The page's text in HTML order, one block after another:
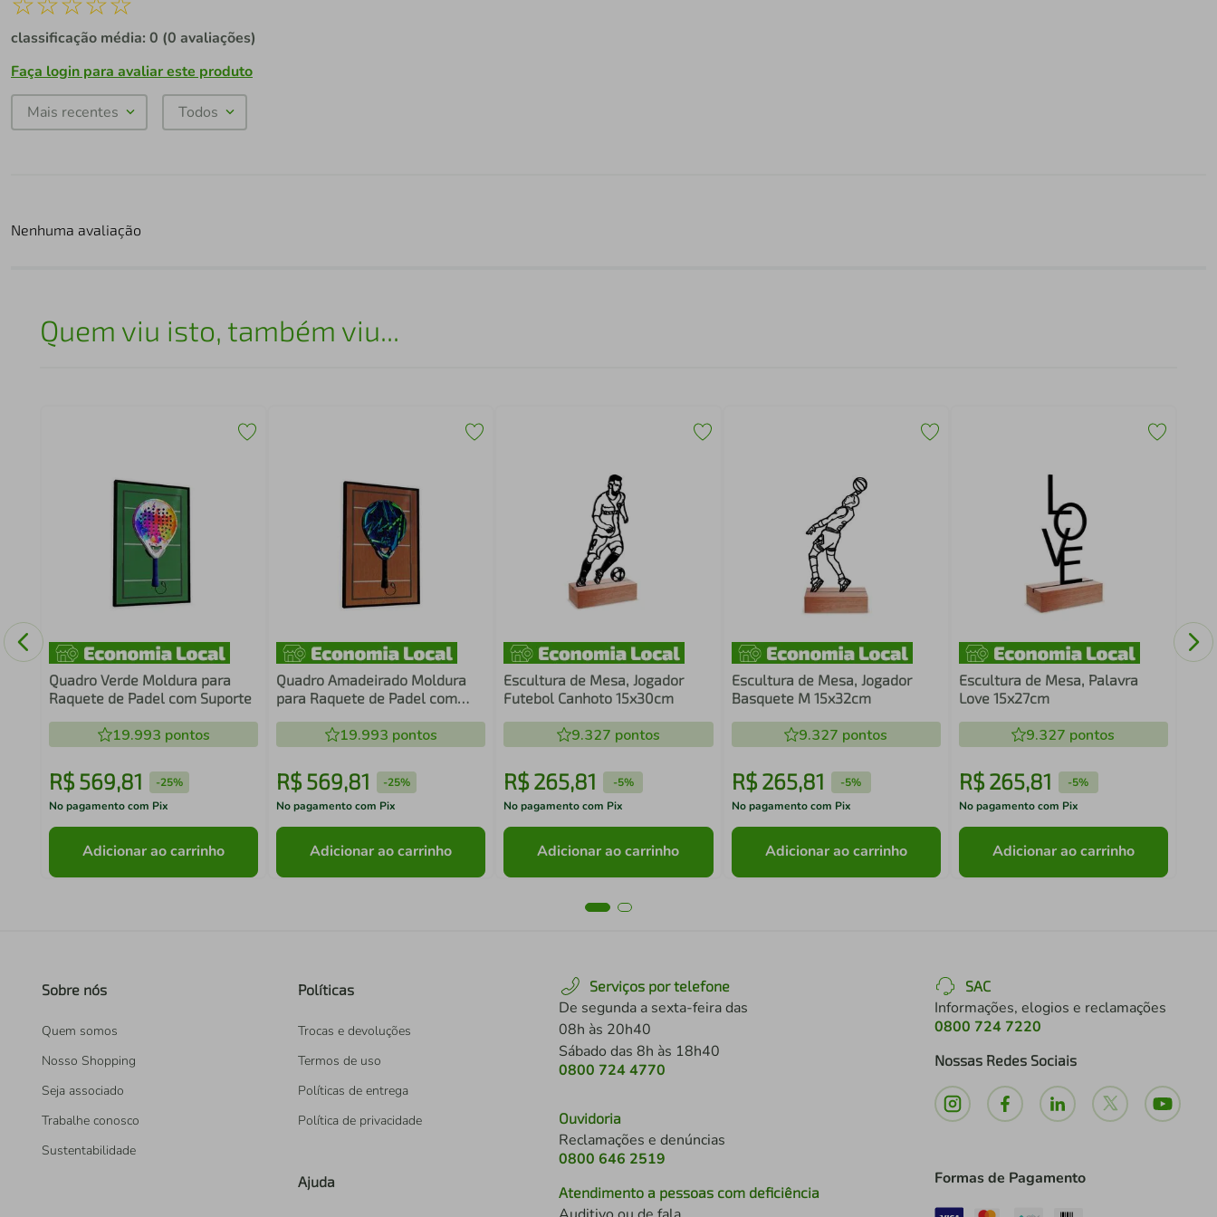
classificação média: 0 (0 avaliações)
Faça login para avaliar este produto
Mais recentes Todos
Nenhuma avaliação
Quem viu isto, também viu...
Quadro Verde Moldura para
Raquete de Padel com Suporte
19.993 pontos
R$ 569,81 -25%
No pagamento com Pix
Adicionar ao carrinho
Quadro Amadeirado Moldura
para Raquete de Padel com
19.993 pontos
R$ 569,81 -25%
No pagamento com Pix
Adicionar ao carrinho
Escultura de Mesa, Jogador
Futebol Canhoto 15x30cm
9.327 pontos
R$265,81 -5%
No pagamento com Pix
Adicionar ao carrinho
Escultura de Mesa, Jogador
Basquete M 15x32cm
9.327 pontos
R$ 265,81 -5%
No pagamento com Pix
Adicionar ao carrinho
Escultura de Mesa, Palavra
Love 15x27cm
9.327 pontos
R$ 265,81 -5%
No pagamento com Pix
Adicionar ao carrinho
Sobre nós
Quem somos
Nosso Shopping
Seja associado
Trabalhe conosco
Sustentabilidade
Políticas
Trocas e devoluções
Termos de uso
Políticas de entrega
Política de privacidade
Ajuda
Serviços por telefone
De segunda a sexta-feira das
08h às 20h40
Sábado das 8h às 18h40
0800 724 4770
Ouvidoria
Reclamações e denúncias
0800 646 2519
Atendimento a pessoas com deficiência
SAC
Informações, elogios e reclamações
0800 724 7220
Nossas Redes Sociais
Formas de Pagamento